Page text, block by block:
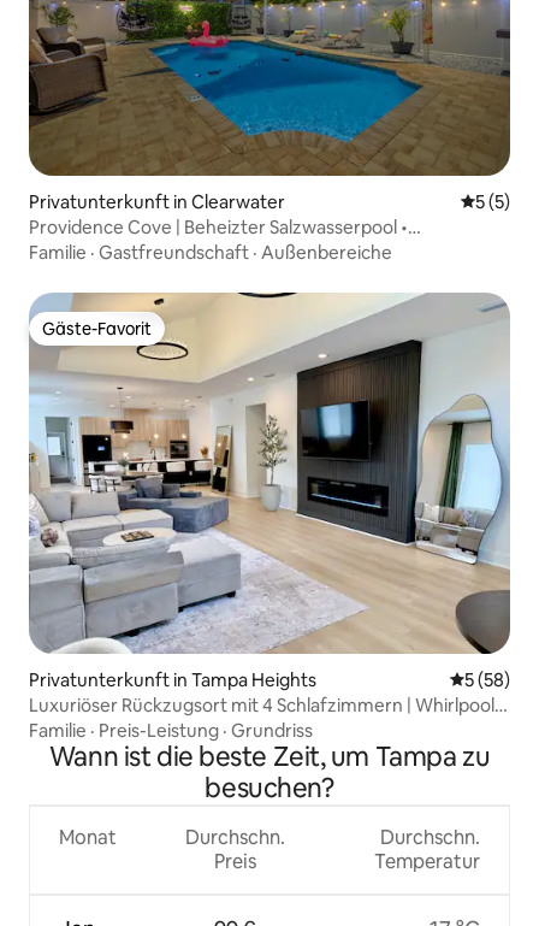
Privatunterkunft in Clearwater
5 (5)
Providence Cove | Beheizter Salzwasserpool •
Schlafplätze für 12 Personen
Familie · Gastfreundschaft · Außenbereiche
Gäste-Favorit
Gäste-Favorit
Privatunterkunft in Tampa Heights
5 (58)
Luxuriöser Rückzugsort mit 4 Schlafzimmern | Whirlpool,
Feuerstelle, Spielzimmer
Familie · Preis-Leistung · Grundriss
Wann ist die beste Zeit, um Tampa zu
besuchen?
Monat
Durchschn.
Preis
Durchschn.
Temperatur